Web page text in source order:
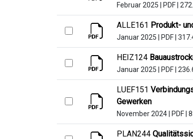
Februar 2025 PDF
ALLE161 Produkt-
Januar 2025 PDF
HEIZ124
Januar 2025 PDF
LUEF151
Gewerken
November 2024 PDF
PLAN244